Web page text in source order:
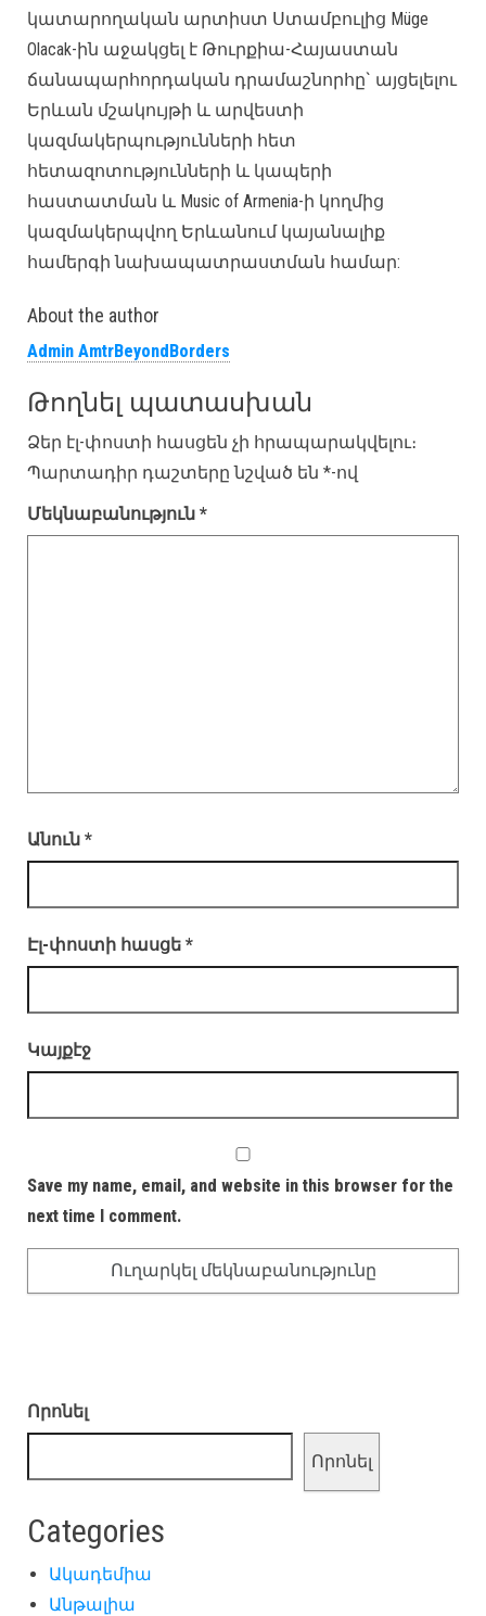
կատարողական արտիստ Ստամբուլից Müge
Olacak-ին աջակցել է Թուրքիա-Հայաստան
ճանապարհորդական դրամաշնորհը` այցելելու
Երևան մշակույթի և արվեստի
կազմակերպությունների հետ
հետազոտությունների և կապերի
հաստատման և Music of Armenia-ի կողմից
կազմակերպվող Երևանում կայանալիք
համերգի նախապատրաստման համար:
About the author
Admin AmtrBeyondBorders
Թողնել պատասխան
Ձեր էլ-փոստի հասցեն չի հրապարակվելու։
Պարտադիր դաշտերը նշված են *-ով
Մեկնաբանություն *
Անուն *
Էլ-փոստի հասցե *
Կայքէջ
Save my name, email, and website in this browser for the
next time I comment.
Որոնել
Որոնել
Categories
Ակադեմիա
Անթալիա